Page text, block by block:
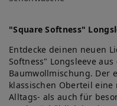
"Square Softness"
Entdecke deinen neuen
Softness" Longsleeve
Baumwollmischung. Der
klassischen Oberteil
Alltags- als auch für